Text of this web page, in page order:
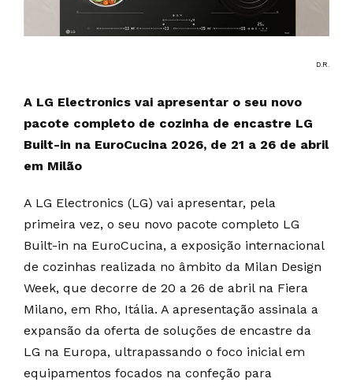
D.R.
A LG Electronics vai apresentar o seu novo
pacote completo de cozinha de encastre LG
Built-in na EuroCucina 2026, de 21 a 26 de abril
em Milão
A LG Electronics (LG) vai apresentar, pela
primeira vez, o seu novo pacote completo LG
Built-in na EuroCucina, a exposição internacional
de cozinhas realizada no âmbito da Milan Design
Week, que decorre de 20 a 26 de abril na Fiera
Milano, em Rho, Itália. A apresentação assinala a
expansão da oferta de soluções de encastre da
LG na Europa, ultrapassando o foco inicial em
equipamentos focados na confeção para